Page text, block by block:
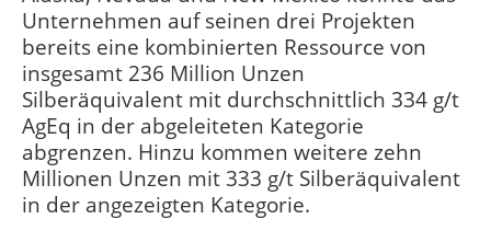
Unternehmen auf seinen drei Projekten
bereits eine kombinierten Ressource von
insgesamt 236 Million Unzen
Silberäquivalent mit durchschnittlich 334 g/t
AgEq in der abgeleiteten Kategorie
abgrenzen. Hinzu kommen weitere zehn
Millionen Unzen mit 333 g/t Silberäquivalent
in der angezeigten Kategorie.